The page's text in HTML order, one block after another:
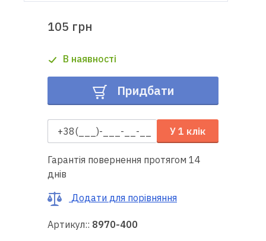
Гарантія
швейної
техніки
Корисні
поради
Про
нас
105 грн
В наявності
Придбати
У 1 клік
Гарантія повернення протягом 14
днів
Додати для порівняння
Артикул:: 8970-400